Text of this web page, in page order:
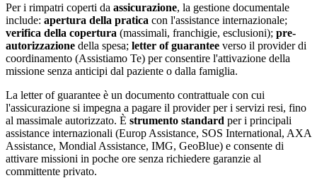
Per i rimpatri coperti da assicurazione, la gestione documentale
include: apertura della pratica con l'assistance internazionale;
verifica della copertura (massimali, franchigie, esclusioni); pre-
autorizzazione della spesa; letter of guarantee verso il provider di
coordinamento (Assistiamo Te) per consentire l'attivazione della
missione senza anticipi dal paziente o dalla famiglia.
La letter of guarantee è un documento contrattuale con cui
l'assicurazione si impegna a pagare il provider per i servizi resi, fino
al massimale autorizzato. È strumento standard per i principali
assistance internazionali (Europ Assistance, SOS International, AXA
Assistance, Mondial Assistance, IMG, GeoBlue) e consente di
attivare missioni in poche ore senza richiedere garanzie al
committente privato.